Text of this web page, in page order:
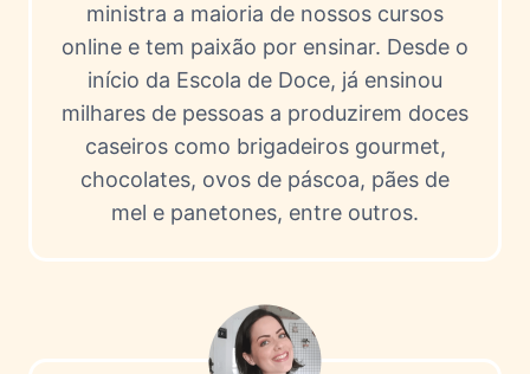
ministra a maioria de nossos cursos
online e tem paixão por ensinar. Desde o
início da Escola de Doce, já ensinou
milhares de pessoas a produzirem doces
caseiros como brigadeiros gourmet,
chocolates, ovos de páscoa, pães de
mel e panetones, entre outros.